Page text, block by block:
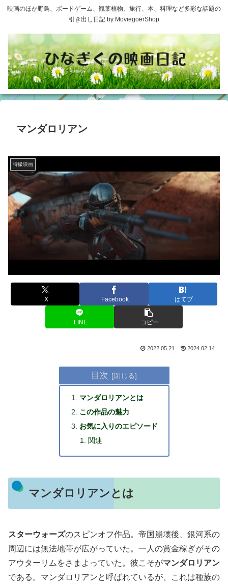
映画のほか野鳥、ボードゲーム、観葉植物、旅行、本、料理など多彩な話題の
引き出し日記 by MoviegoerShop
マンダロリアン
特撮映画
X Facebook はてブ
LINE コピー
2022.05.21 2024.02.14
目次
マンダロリアンとは
この作品の魅力
お気に入りのエピソード
関連
マンダロリアンとは
スターウォーズのスピンオフ作品。帝国崩壊後、銀河系の
周辺には無法地帯が広がっていた。一人の賞金稼ぎがその
アウターリムをさまよっていた。彼こそがマンダロリアン
である。マンダロリアンと呼ばれているが、これは種族の